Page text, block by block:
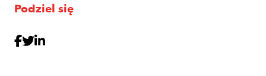
Podziel się